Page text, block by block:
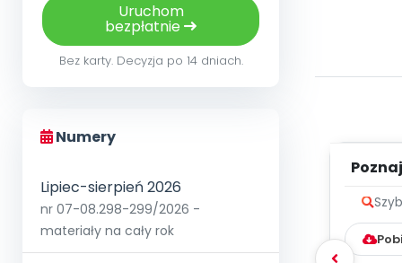
Uruchom
bezpłatnie
Bez karty. Decyzja po 14 dniach.
Numery
Lipiec-sierpień 2026
nr 07-08.298-299/2026 -
materiały na cały rok